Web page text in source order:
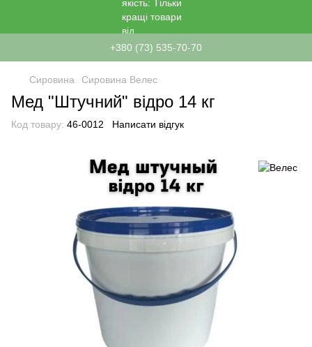
+380 (73) 535-70-70
Сировина Сировина Велес
Мед "Штучний" відро 14 кг
Код товару: 46-0012 Написати відгук